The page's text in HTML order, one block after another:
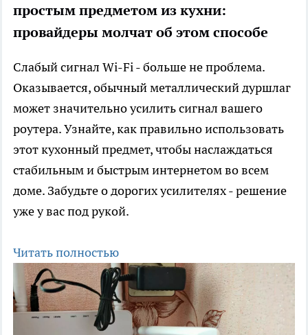
простым предметом из кухни:
провайдеры молчат об этом способе
Слабый сигнал Wi-Fi - больше не проблема.
Оказывается, обычный металлический дуршлаг
может значительно усилить сигнал вашего
роутера. Узнайте, как правильно использовать
этот кухонный предмет, чтобы наслаждаться
стабильным и быстрым интернетом во всем
доме. Забудьте о дорогих усилителях - решение
уже у вас под рукой.
Читать полностью